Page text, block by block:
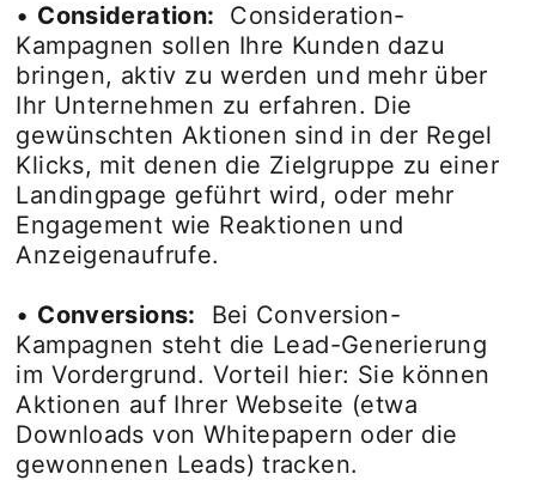
• Consideration: Consideration-
Kampagnen sollen Ihre Kunden dazu
bringen, aktiv zu werden und mehr über
Ihr Unternehmen zu erfahren. Die
gewünschten Aktionen sind in der Regel
Klicks, mit denen die Zielgruppe zu einer
Landingpage geführt wird, oder mehr
Engagement wie Reaktionen und
Anzeigenaufrufe.
• Conversions: Bei Conversion-
Kampagnen steht die Lead-Generierung
im Vordergrund. Vorteil hier: Sie können
Aktionen auf Ihrer Webseite (etwa
Downloads von Whitepapern oder die
gewonnenen Leads) tracken.